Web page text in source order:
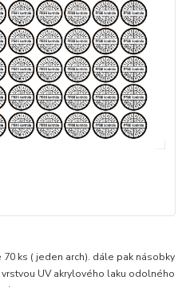
ks ( jeden arch). dále pak násobky
UV akrylového laku odolného